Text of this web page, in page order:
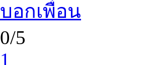
บอกเพื่อน
0/5
1